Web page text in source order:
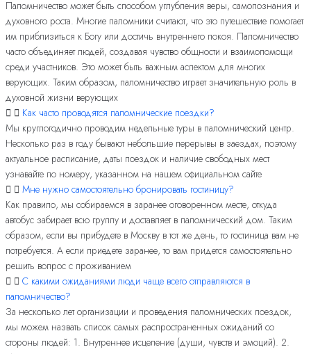
Паломничество может быть способом углубления веры, самопознания и
духовного роста. Многие паломники считают, что это путешествие помогает
им приблизиться к Богу или достичь внутреннего покоя. Паломничество
часто объединяет людей, создавая чувство общности и взаимопомощи
среди участников. Это может быть важным аспектом для многих
верующих. Таким образом, паломничество играет значительную роль в
духовной жизни верующих
Как часто проводятся паломнические поездки?
Мы круглогодично проводим недельные туры в паломнический центр.
Несколько раз в году бывают небольшие перерывы в заездах, поэтому
актуальное расписание, даты поездок и наличие свободных мест
узнавайте по номеру, указанном на нашем официальном сайте
Мне нужно самостоятельно бронировать гостиницу?
Как правило, мы собираемся в заранее оговоренном месте, откуда
автобус забирает всю группу и доставляет в паломнический дом. Таким
образом, если вы прибудете в Москву в тот же день, то гостиница вам не
потребуется. А если приедете заранее, то вам придется самостоятельно
решить вопрос с проживанием
С какими ожиданиями люди чаще всего отправляются в
паломничество?
За несколько лет организации и проведения паломнических поездок,
мы можем назвать список самых распространенных ожиданий со
стороны людей: 1. Внутреннее исцеление (души, чувств и эмоций). 2.